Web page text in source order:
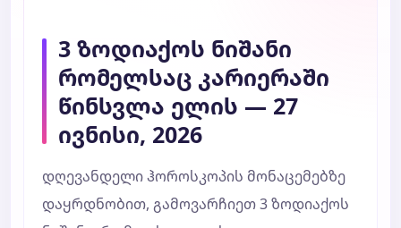
3 ზოდიაქოს ნიშანი
რომელსაც კარიერაში
წინსვლა ელის — 27
ივნისი, 2026
დღევანდელი ჰოროსკოპის მონაცემებზე
დაყრდნობით, გამოვარჩიეთ 3 ზოდიაქოს